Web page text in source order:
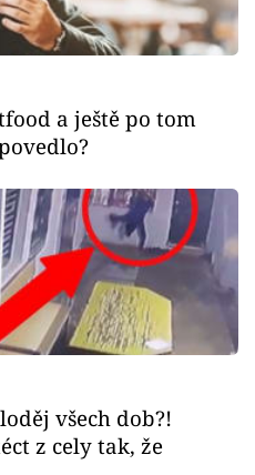
a ještě po tom
všech dob?!
z cely tak, že